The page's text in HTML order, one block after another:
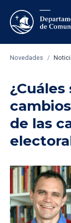
Novedades /
de las